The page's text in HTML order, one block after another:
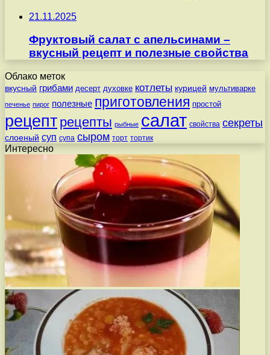
21.11.2025
Фруктовый салат с апельсинами –
вкусный рецепт и полезные свойства
Облако меток
вкусный грибами десерт духовке котлеты курицей мультиварке
печенье пирог полезные приготовления простой
рецепт рецепты рыбные салат свойства секреты
слоеный суп супа сыром торт тортик
Интересно